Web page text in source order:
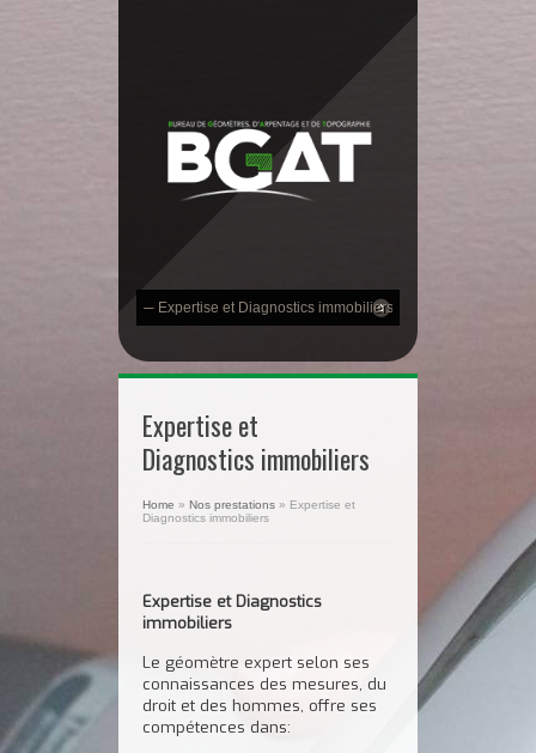
Expertise et
Diagnostics immobiliers
Home » Nos prestations » Expertise et
Diagnostics immobiliers
Expertise et Diagnostics
immobiliers
Le géomètre expert selon ses
connaissances des mesures, du
droit et des hommes, offre ses
compétences dans: